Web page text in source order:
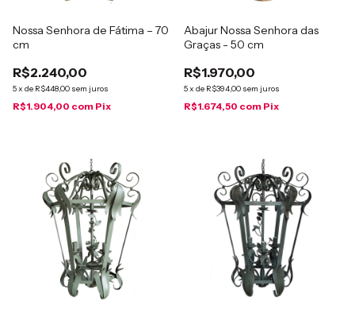
Nossa Senhora de Fátima – 70
cm
R$2.240,00
5x de R$448,00 sem juros
R$1.904,00 com Pix
Abajur Nossa Senhora das
Graças - 50 cm
R$1.970,00
5x de R$394,00 sem juros
R$1.674,50 com Pix